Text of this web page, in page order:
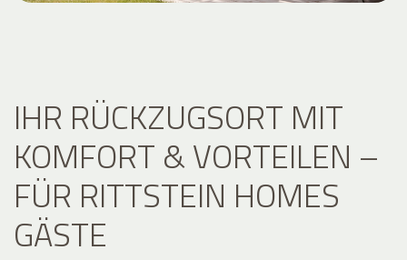
IHR RÜCKZUGSORT MIT
KOMFORT & VORTEILEN –
FÜR RITTSTEIN HOMES
GÄSTE